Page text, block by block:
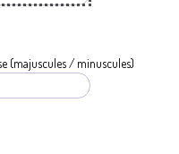
(majuscules / minuscules)